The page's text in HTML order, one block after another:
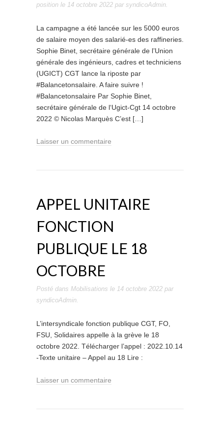
position le 14 octobre 2022 par syndicoAdmin.
La campagne a été lancée sur les 5000 euros
de salaire moyen des salarié-es des raffineries.
Sophie Binet, secrétaire générale de l’Union
générale des ingénieurs, cadres et techniciens
(UGICT) CGT lance la riposte par
#Balancetonsalaire. A faire suivre !
#Balancetonsalaire Par Sophie Binet,
secrétaire générale de l‘Ugict-Cgt 14 octobre
2022 © Nicolas Marquès C’est […]
Laisser un commentaire
APPEL UNITAIRE
FONCTION
PUBLIQUE LE 18
OCTOBRE
Posté dans Mobilisations le 14 octobre 2022 par
syndicoAdmin.
L’intersyndicale fonction publique CGT, FO,
FSU, Solidaires appelle à la grève le 18
octobre 2022. Télécharger l’appel : 2022.10.14
-Texte unitaire – Appel au 18 Lire :
Laisser un commentaire